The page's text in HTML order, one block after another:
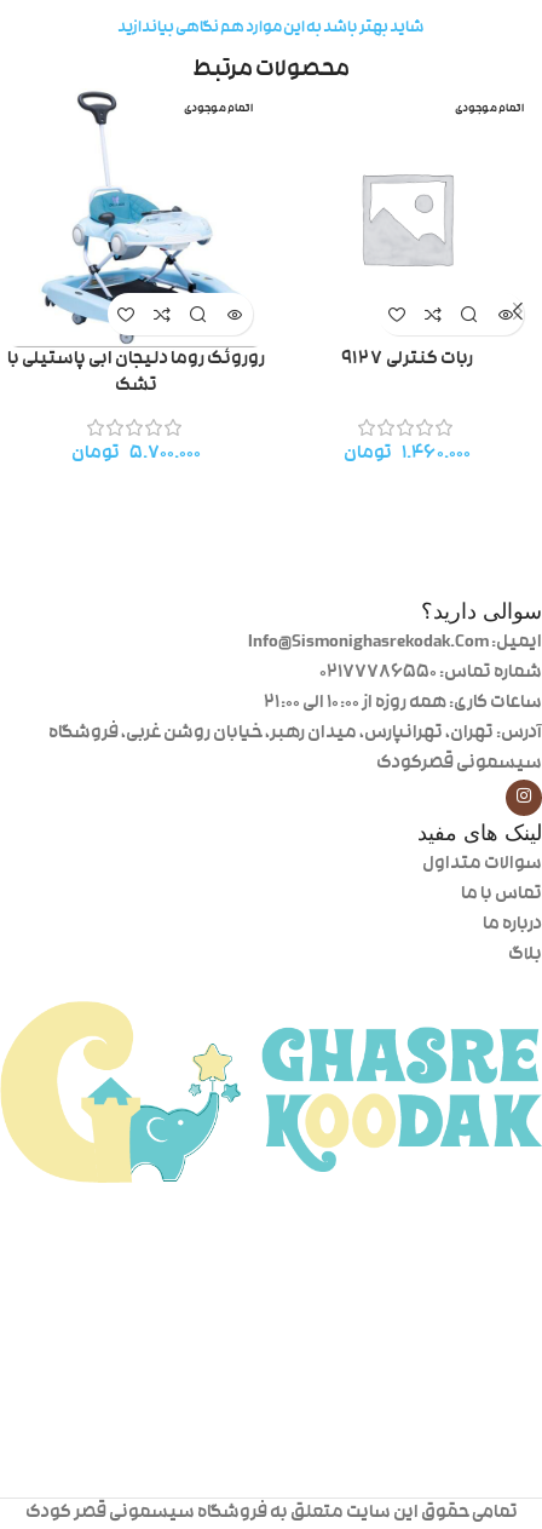
شاید بهتر باشد به این موارد هم نگاهی بیاندازید
محصولات مرتبط
اتمام موجودی
ربات کنترلی ۹۱۲۷
۱.۴۶۰.۰۰۰ تومان
اتمام موجودی
روروئک روما دلیجان ابی پاستیلی با
تشک
۵.۷۰۰.۰۰۰ تومان
سوالی دارید؟
ایمیل: Info@Sismonighasrekodak.Com
شماره تماس: 02177786550
ساعات کاری: همه روزه از ۱۰:۰۰ الی ۲۱:۰۰
آدرس: تهران، تهرانپارس، میدان رهبر، خیابان روشن غربی، فروشگاه
سیسمونی قصرکودک
لینک های مفید
سوالات متداول
تماس با ما
درباره ما
بلاگ
تمامی حقوق این سایت متعلق به فروشگاه سیسمونی قصر کودک